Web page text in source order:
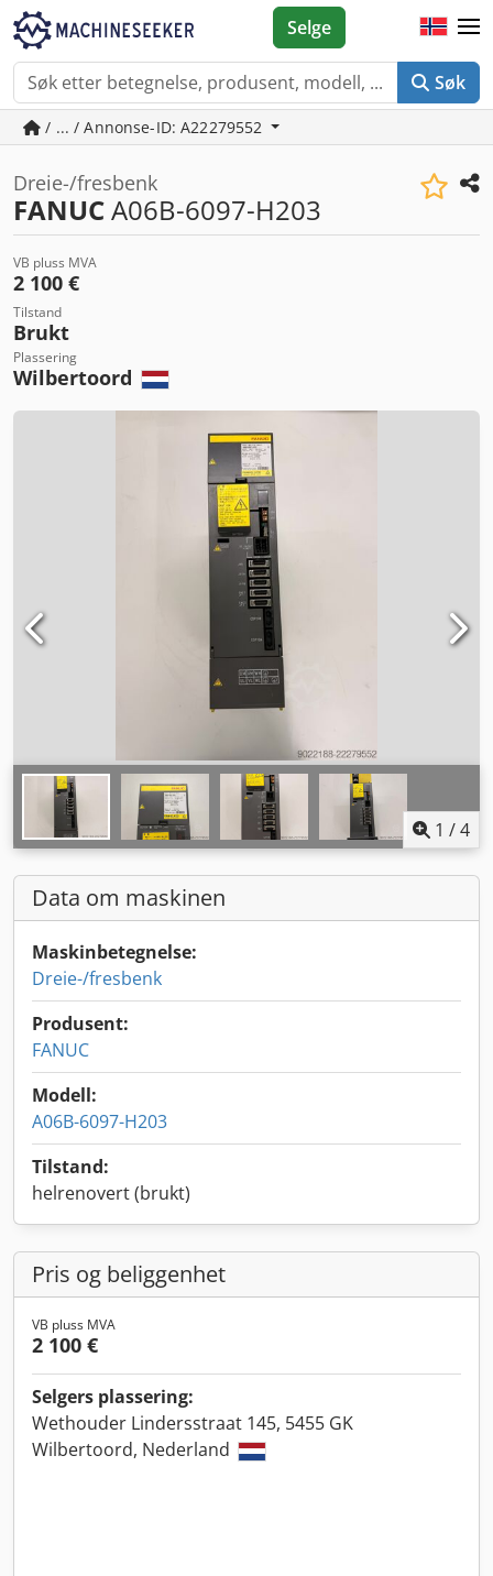
Søk
Selge
/ ... / Annonse-ID: A22279552
Dreie-/fresbenk
FANUCA06B-6097-H203
VB pluss MVA
2 100 €
Tilstand
Brukt
Plassering
Wilbertoord
1 /4
Data om maskinen
Maskinbetegnelse:
Dreie-/fresbenk
Produsent:
FANUC
Modell:
A06B-6097-H203
Tilstand:
helrenovert (brukt)
Pris og beliggenhet
VB pluss MVA
2 100 €
Selgers plassering:
Wethouder Lindersstraat 145, 5455 GK
Wilbertoord, Nederland